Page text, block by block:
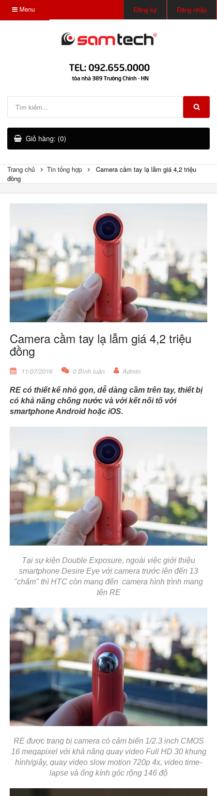
Menu Đăng ký Đăng nhập
Giỏ hàng: (0)
Trang chủ Tin tổng hợp
Camera cầm tay lạ lẫm giá 4,2 triệu
đồng
Camera cầm tay lạ lẫm giá 4,2 triệu
đồng
11/07/2016 0 Bình luận Admin
RE có thiết kế nhỏ gọn, dễ dàng cầm trên tay, thiết bị
có khả năng chống nước và với kết nối tố với
smartphone Android hoặc iOS.
Tại sự kiện Double Exposure, ngoài việc giới thiệu
smartphone Desire Eye với camera trước lên đến 13
"chấm" thì HTC còn mang đến camera hình trình mang
tên RE
RE được trang bị camera có cảm biến 1/2.3 inch CMOS
16 megapixel với khả năng quay video Full HD 30 khung
hình/giây, quay video slow motion 720p 4x, video time-
lapse và ống kính góc rộng 146 độ